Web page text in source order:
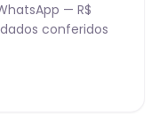
— R$
conferidos